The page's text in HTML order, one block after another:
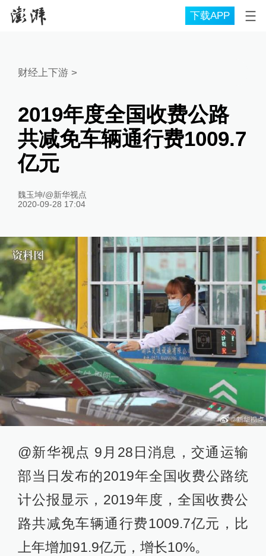
下载APP
财经上下游 >
2019年度全国收费公路
共减免车辆通行费1009.7
亿元
魏玉坤/@新华视点
2020-09-28 17:04
@新华视点 9月28日消息，交通运输
部当日发布的2019年全国收费公路统
计公报显示，2019年度，全国收费公
路共减免车辆通行费1009.7亿元，比
上年增加91.9亿元，增长10%。